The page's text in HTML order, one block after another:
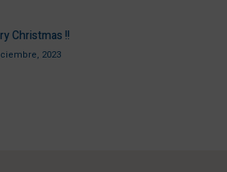
Christmas !!
2023